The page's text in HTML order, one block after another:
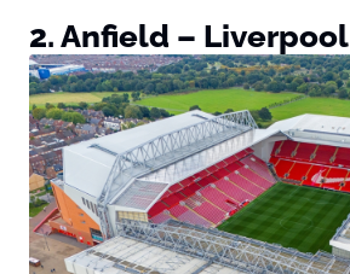
2. Anfield – Liverpool